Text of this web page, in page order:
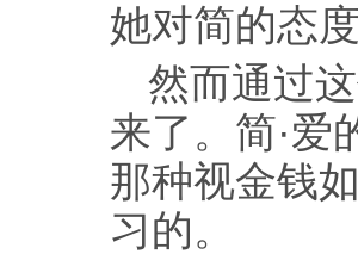
她对简的态
然而通过
来了。简·爱
那种视金钱
习的。